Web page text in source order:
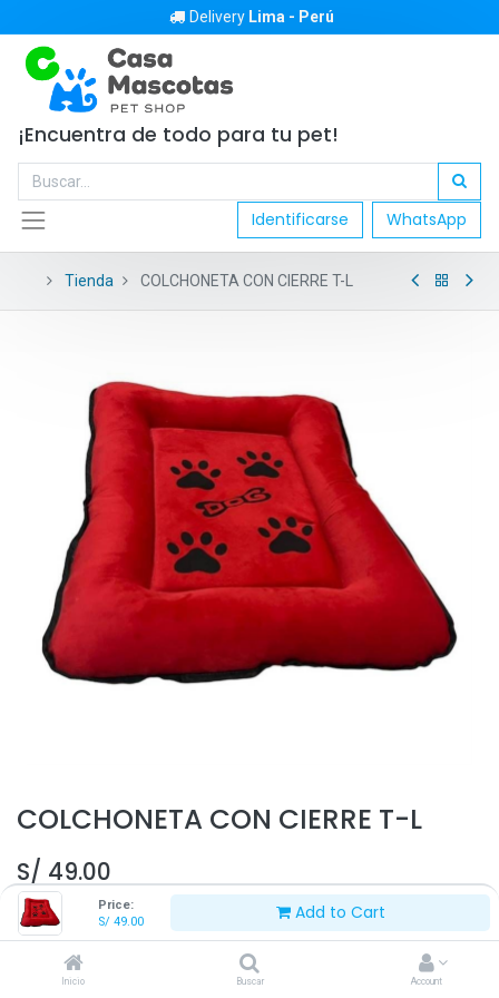
Price:
S/ 49.00 Add to Cart
Inicio Buscar Account
Delivery Lima - Perú
¡Encuentra de todo para tu pet!
Identificarse WhatsApp
Tienda COLCHONETA CON CIERRE T-L
COLCHONETA CON CIERRE T-L
S/ 49.00